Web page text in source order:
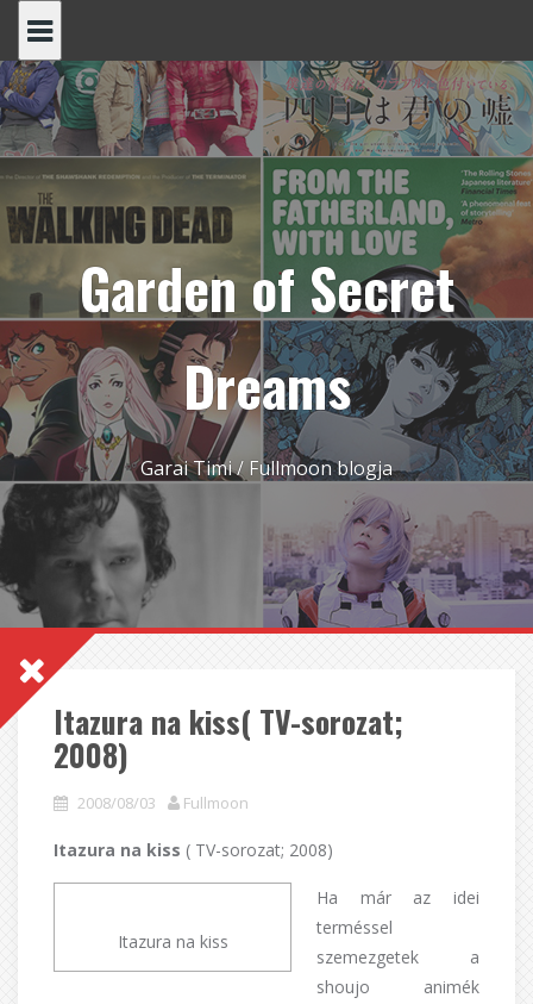
content
Garden of Secret
Dreams
Garai Timi / Fullmoon blogja
Itazura na kiss( TV-sorozat;
2008)
2008/08/03 Fullmoon
Itazura na kiss ( TV-sorozat; 2008)
Itazura na kiss
Ha már az idei
terméssel
szemezgetek a
shoujo animék